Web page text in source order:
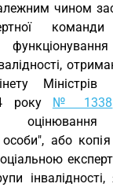
чином
року № 1338
оцінювання
особи", або